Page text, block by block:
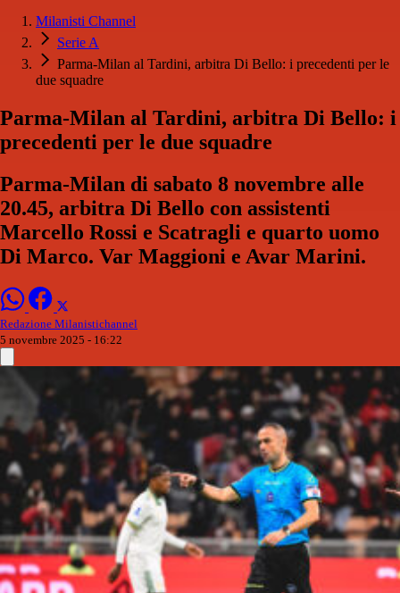
Milanisti Channel
Serie A
Parma-Milan al Tardini, arbitra Di Bello: i precedenti per le
due squadre
Parma-Milan al Tardini, arbitra Di Bello: i
precedenti per le due squadre
Parma-Milan di sabato 8 novembre alle
20.45, arbitra Di Bello con assistenti
Marcello Rossi e Scatragli e quarto uomo
Di Marco. Var Maggioni e Avar Marini.
Redazione Milanistichannel
5 novembre 2025 - 16:22